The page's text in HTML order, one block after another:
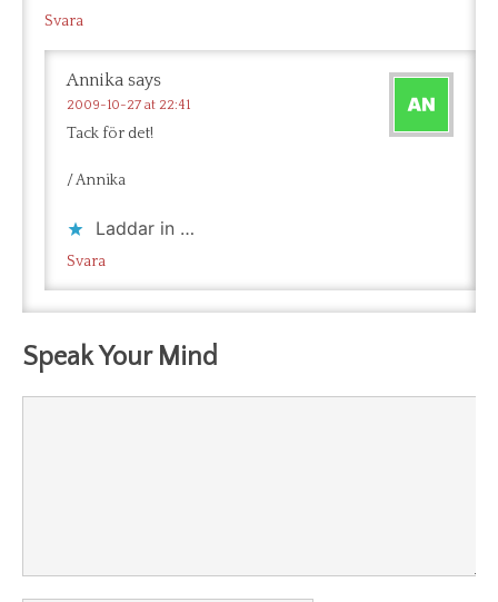
Svara
Annika says
2009-10-27 at 22:41
Tack för det!
/ Annika
Laddar in …
Svara
Speak Your Mind